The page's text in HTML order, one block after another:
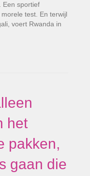
Een sportief
test. En terwijl
voert Rwanda in
het
pakken,
gaan die